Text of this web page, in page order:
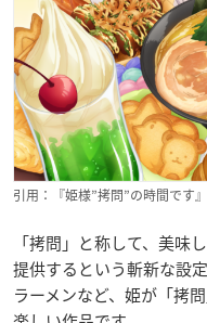
引用：『姫様”拷問”の時間です』
「拷問」と称して、美味
提供するという斬新な設
ラーメンなど、姫が「拷